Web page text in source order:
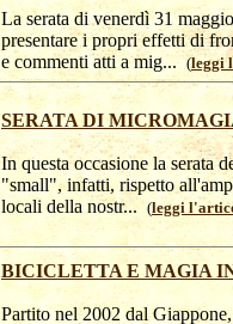
La serata di venerdì 31
presentare i propri effetti di
e commenti atti a mig...(leggi
SERATA DI
In questa occasione la serata
"small", infatti, rispetto
locali della nostr... (leggi
BICICLETTA E MAGIA
Partito nel 2002 dal